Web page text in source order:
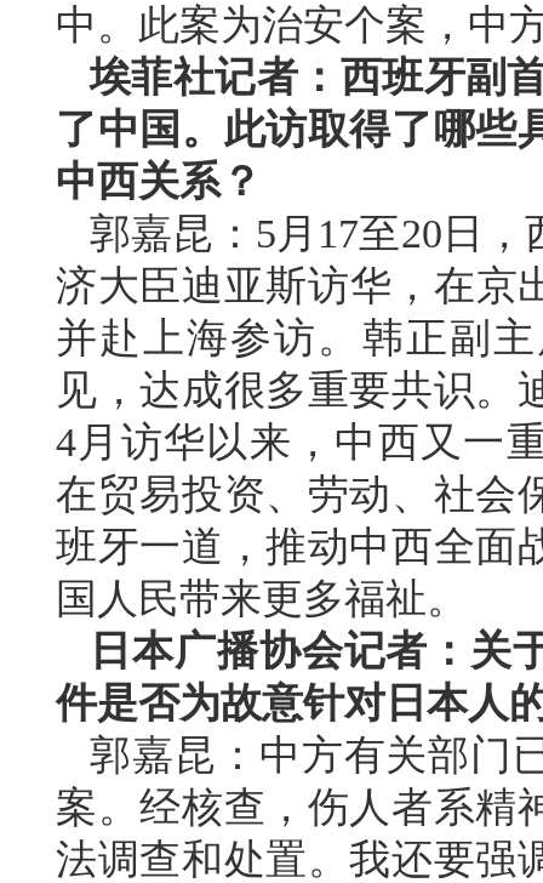
中。此案为治安个案，中
埃菲社记者：西班牙副
了中国。此访取得了哪些
中西关系？
郭嘉昆：5月17至20日
济大臣迪亚斯访华，在京
并赴上海参访。韩正副
见，达成很多重要共识。
4月访华以来，中西又一
在贸易投资、劳动、社会
班牙一道，推动中西全面
国人民带来更多福祉。
日本广播协会记者：关
件是否为故意针对日本人
郭嘉昆：中方有关部门
案。经核查，伤人者系精
法调查和处置。我还要强